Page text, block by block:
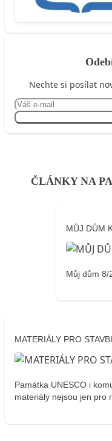
Nechte si posílat
ČLÁNKY NA
MŮJ DŮM
Můj dům 8/
MATERIÁLY PRO
Památka UNESCO i
materiály nejsou jen pro